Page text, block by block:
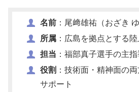
名前：尾﨑雄祐（おざき ゆ
所属：広島を拠点とする
担当 ：福部真子選手の主
役割 ：技術面・精神面の
サポート